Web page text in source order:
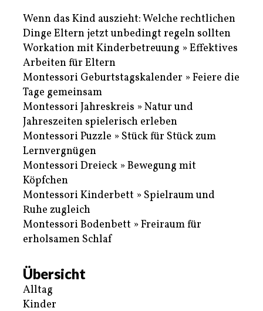
Wenn das Kind auszieht: Welche rechtlichen
Dinge Eltern jetzt unbedingt regeln sollten
Workation mit Kinderbetreuung » Effektives
Arbeiten für Eltern
Montessori Geburtstagskalender » Feiere die
Tage gemeinsam
Montessori Jahreskreis » Natur und
Jahreszeiten spielerisch erleben
Montessori Puzzle » Stück für Stück zum
Lernvergnügen
Montessori Dreieck » Bewegung mit
Köpfchen
Montessori Kinderbett » Spielraum und
Ruhe zugleich
Montessori Bodenbett » Freiraum für
erholsamen Schlaf
Übersicht
Alltag
Kinder